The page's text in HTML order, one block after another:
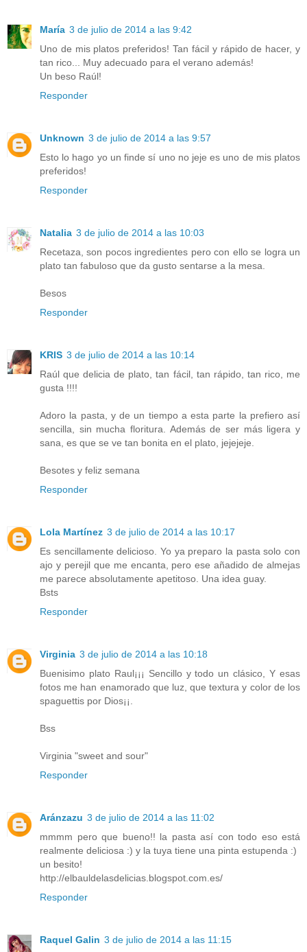
María 3 de julio de 2014 a las 9:42
Uno de mis platos preferidos! Tan fácil y rápido de hacer, y
tan rico... Muy adecuado para el verano además!
Un beso Raúl!
Responder
Unknown 3 de julio de 2014 a las 9:57
Esto lo hago yo un finde sí uno no jeje es uno de mis platos
preferidos!
Responder
Natalia 3 de julio de 2014 a las 10:03
Recetaza, son pocos ingredientes pero con ello se logra un
plato tan fabuloso que da gusto sentarse a la mesa.
Besos
Responder
KRIS 3 de julio de 2014 a las 10:14
Raúl que delicia de plato, tan fácil, tan rápido, tan rico, me
gusta !!!!
Adoro la pasta, y de un tiempo a esta parte la prefiero así
sencilla, sin mucha floritura. Además de ser más ligera y
sana, es que se ve tan bonita en el plato, jejejeje.
Besotes y feliz semana
Responder
Lola Martínez 3 de julio de 2014 a las 10:17
Es sencillamente delicioso. Yo ya preparo la pasta solo con
ajo y perejil que me encanta, pero ese añadido de almejas
me parece absolutamente apetitoso. Una idea guay.
Bsts
Responder
Virginia 3 de julio de 2014 a las 10:18
Buenisimo plato Raul¡¡¡ Sencillo y todo un clásico, Y esas
fotos me han enamorado que luz, que textura y color de los
spaguettis por Dios¡¡.
Bss
Virginia "sweet and sour"
Responder
Aránzazu 3 de julio de 2014 a las 11:02
mmmm pero que bueno!! la pasta así con todo eso está
realmente deliciosa :) y la tuya tiene una pinta estupenda :)
un besito!
http://elbauldelasdelicias.blogspot.com.es/
Responder
Raquel Galin 3 de julio de 2014 a las 11:15